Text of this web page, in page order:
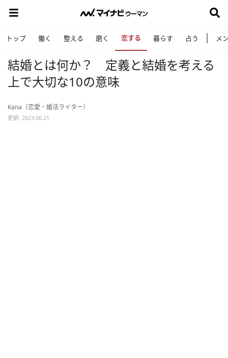
トップ 働く 整える 磨く 恋する 暮らす 占う メ
結婚とは何か？ 定義と結婚を考える
上で大切な10の意味
Kana（恋愛・婚活ライター）
更新: 2023.06.21